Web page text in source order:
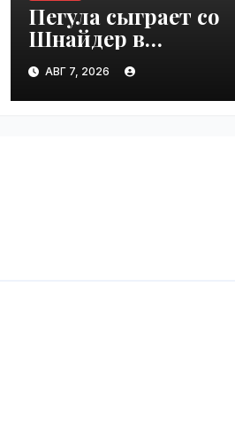
Пегула сыграет со
Шнайдер в
четвертом круге
турнира в Торонто
| VseTime.ru
АВГ 7, 2026